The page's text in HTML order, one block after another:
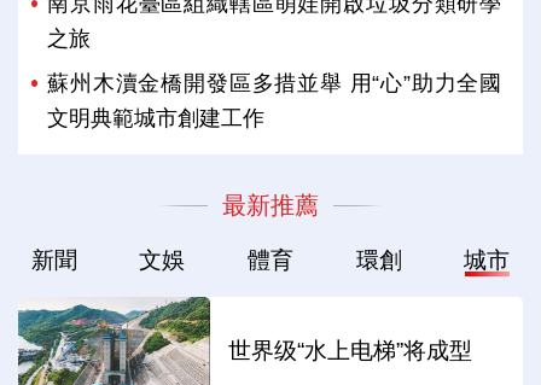
之旅
蘇州木瀆金橋開發區多措並舉 用“心”助力全國
文明典範城市創建工作
最新推薦
新聞 文娛 體育 環創 城市
世界级“水上电梯”将成型